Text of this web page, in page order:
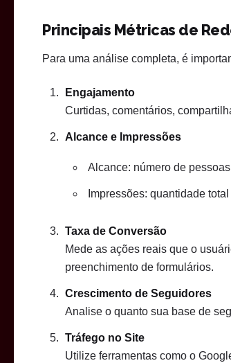
Principais Métricas de
Para uma análise completa, é
Engajamento
Curtidas, comentários,
Alcance e Impressões
Alcance: número de
Impressões: quantidade
Taxa de Conversão
Mede as ações reais que o
preenchimento de formulários.
Crescimento de Seguidores
Analise o quanto sua base de
Tráfego no Site
Utilize ferramentas como o